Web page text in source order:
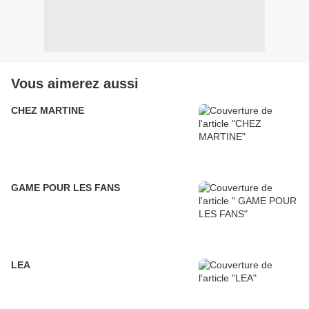
Vous aimerez aussi
CHEZ MARTINE
GAME POUR LES FANS
LEA